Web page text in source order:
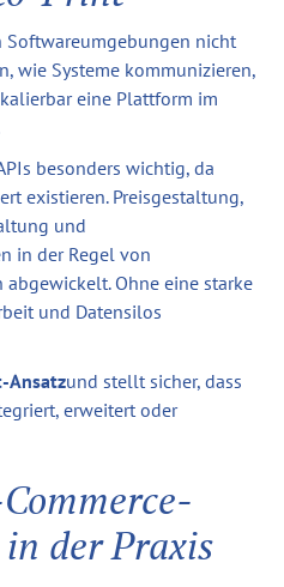
nicht
wie Systeme kommunizieren,
eine Plattform im
besonders wichtig, da
existieren. Preisgestaltung,
und
in der Regel von
Ohne eine starke
und Datensilos
Ansatzund stellt sicher, dass
erweitert oder
der Praxis